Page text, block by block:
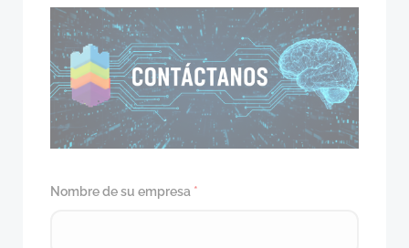
Nombre de su empresa *